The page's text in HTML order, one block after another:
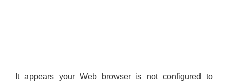
It appears your Web browser is not configured to